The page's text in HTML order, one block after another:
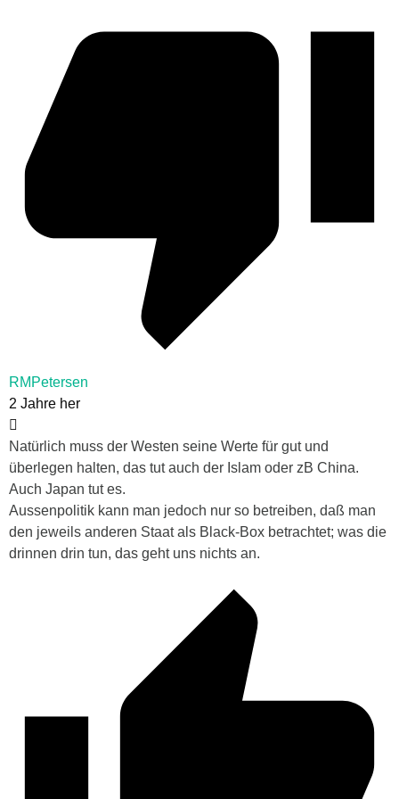
RMPetersen
2 Jahre her
Natürlich muss der Westen seine Werte für gut und
überlegen halten, das tut auch der Islam oder zB China.
Auch Japan tut es.
Aussenpolitik kann man jedoch nur so betreiben, daß man
den jeweils anderen Staat als Black-Box betrachtet; was die
drinnen drin tun, das geht uns nichts an.